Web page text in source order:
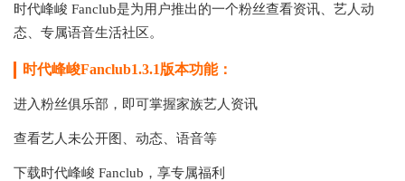
时代峰峻 Fanclub是为用户推出的一个粉丝查看资讯、艺人动
态、专属语音生活社区。
时代峰峻Fanclub1.3.1版本功能：
进入粉丝俱乐部，即可掌握家族艺人资讯
查看艺人未公开图、动态、语音等
下载时代峰峻 Fanclub，享专属福利